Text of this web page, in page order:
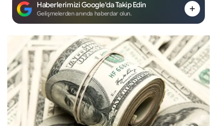
Haberlerimizi Google'da Takip Edin
Gelişmelerden anında haberdar olun.